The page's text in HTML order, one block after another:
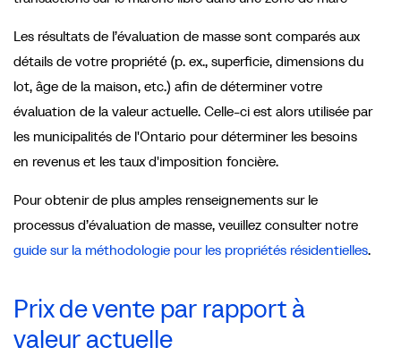
Les résultats de l’évaluation de masse sont comparés aux
détails de votre propriété (p. ex., superficie, dimensions du
lot, âge de la maison, etc.) afin de déterminer votre
évaluation de la valeur actuelle. Celle-ci est alors utilisée par
les municipalités de l'Ontario pour déterminer les besoins
en revenus et les taux d'imposition foncière.
Pour obtenir de plus amples renseignements sur le
processus d’évaluation de masse, veuillez consulter notre
guide sur la méthodologie pour les propriétés résidentielles.
Prix de vente par rapport à
valeur actuelle